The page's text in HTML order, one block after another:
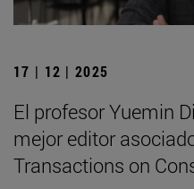
17 | 12 | 2025
El profesor Yuemin
mejor editor
Transactions on